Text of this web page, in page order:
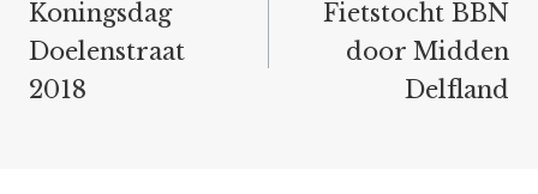
navigatie
Koningsdag
Doelenstraat
2018
Fietstocht BBN
door Midden
Delfland